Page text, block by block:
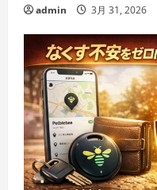
admin 3月 31, 2026